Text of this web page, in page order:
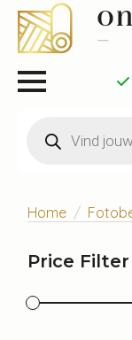
zoeken
Home
Price Filter